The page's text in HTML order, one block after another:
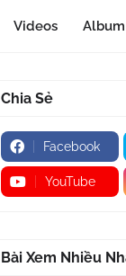
Videos
Chia Sẻ
Facebook
YouTube
Bài Xem Nhiều